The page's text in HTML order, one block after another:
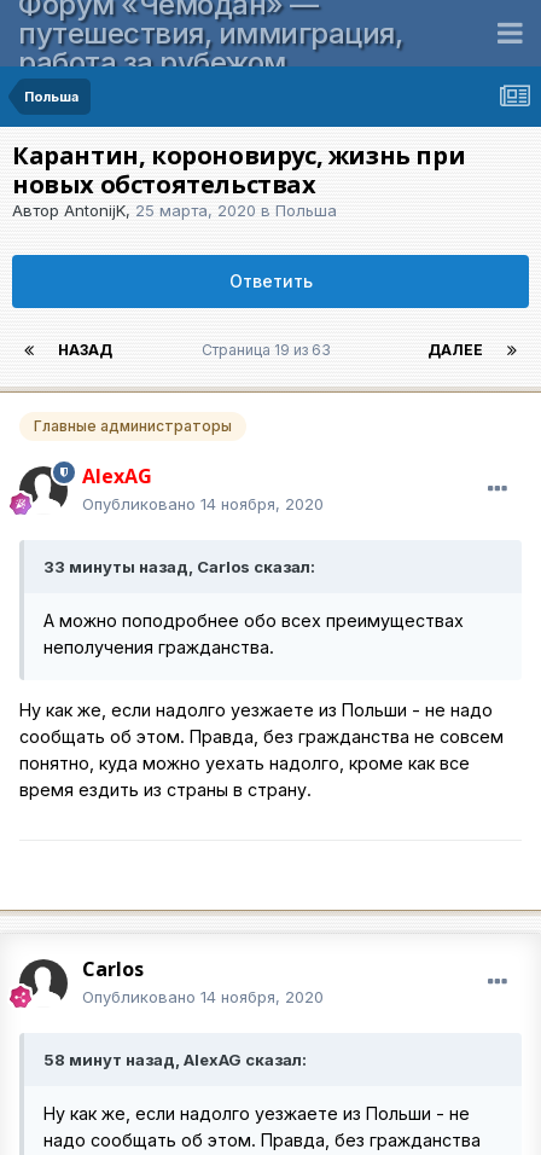
путешествия, иммиграция,
работа за рубежом
Польша
Карантин, короновирус, жизнь при
новых обстоятельствах
Автор AntonijK, 25 марта, 2020 в Польша
Ответить
НАЗАД ДАЛЕЕ
Страница 19 из 63
Главные администраторы
AlexAG
Опубликовано 14 ноября, 2020
33 минуты назад, Carlos сказал:
А можно поподробнее обо всех преимуществах
неполучения гражданства.
Ну как же, если надолго уезжаете из Польши - не надо
сообщать об этом. Правда, без гражданства не совсем
понятно, куда можно уехать надолго, кроме как все
время ездить из страны в страну.
Carlos
Опубликовано 14 ноября, 2020
58 минут назад, AlexAG сказал:
Ну как же, если надолго уезжаете из Польши - не
надо сообщать об этом. Правда, без гражданства